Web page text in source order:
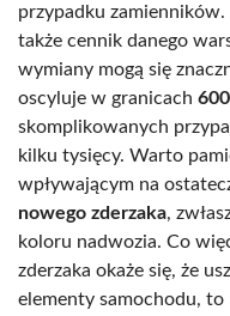
przypadku
także cennik danego
wymiany mogą się
oscyluje w granicach 600
skomplikowanych
kilku tysięcy. Warto
wpływającym na
nowego zderzaka,
koloru nadwozia. Co
zderzaka okaże się, że
elementy samochodu, to